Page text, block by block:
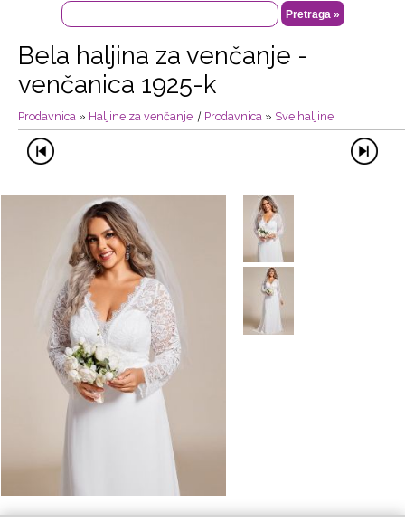
Bela haljina za venčanje -
venčanica 1925-k
Prodavnica » Haljine za venčanje | Prodavnica » Sve haljine